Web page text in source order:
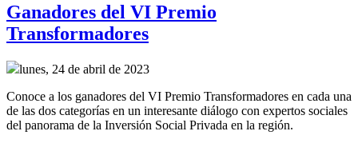
Ganadores del VI Premio
Transformadores
lunes, 24 de abril de 2023
Conoce a los ganadores del VI Premio Transformadores en cada una
de las dos categorías en un interesante diálogo con expertos sociales
del panorama de la Inversión Social Privada en la región.